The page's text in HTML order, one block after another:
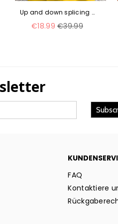
Up and down splicing pocket size printing large wide dress m302623-3
Normaler
€18.99 €39.99
FAQ
Kontaktiere